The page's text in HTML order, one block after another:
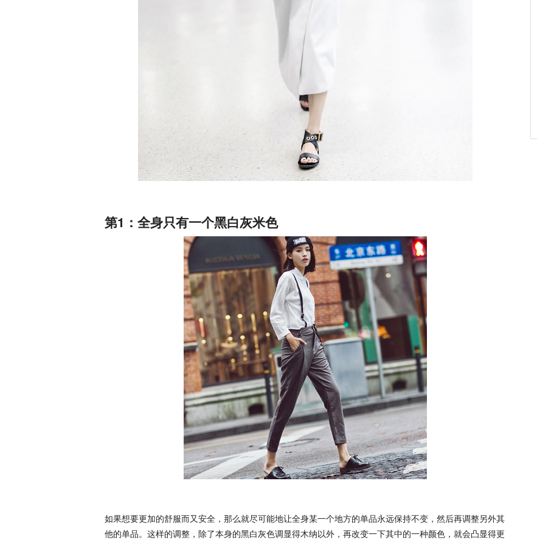
第1：全身只有一个黑白灰米色
如果想要更加的舒服而又安全，那么就尽可能地让全身某一个地方的单品永远保持不变，然后再调整另外其
他的单品。这样的调整，除了本身的黑白灰色调显得木纳以外，再改变一下其中的一种颜色，就会凸显得更